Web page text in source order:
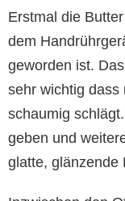
Erstmal die
dem
geworden ist.
sehr wichtig dass
schaumig
geben und
glatte, glänzende